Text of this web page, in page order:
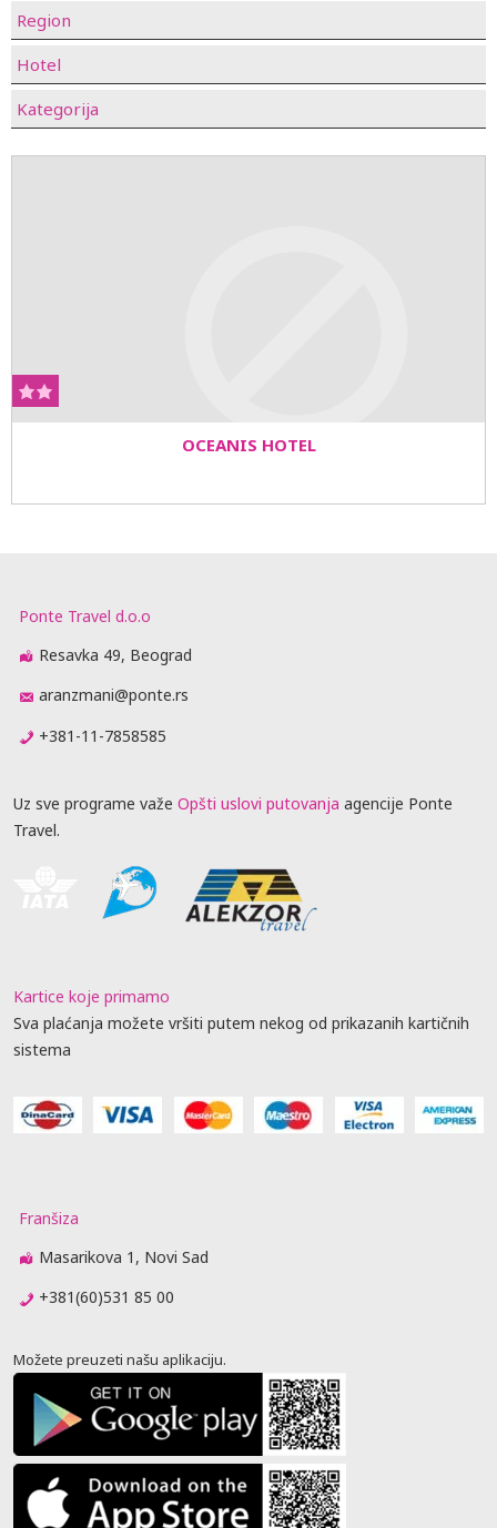
Region
Hotel
Kategorija
OCEANIS HOTEL
Ponte Travel d.o.o
Resavka 49, Beograd
aranzmani@ponte.rs
+381-11-7858585
Uz sve programe važe Opšti uslovi putovanja agencije Ponte
Travel.
Kartice koje primamo
Sva plaćanja možete vršiti putem nekog od prikazanih kartičnih
sistema
Franšiza
Masarikova 1, Novi Sad
+381(60)531 85 00
Možete preuzeti našu aplikaciju.